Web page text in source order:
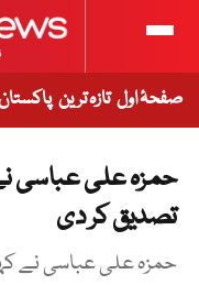
صفحۂ اول تازہ ترین
حمزہ علی عباسی
تصدیق کر دی
حمزہ علی عباسی نے